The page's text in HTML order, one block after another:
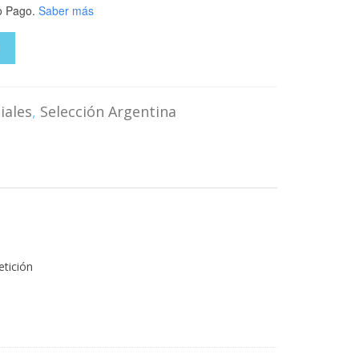
Pago. Saber más
, Selección Argentina